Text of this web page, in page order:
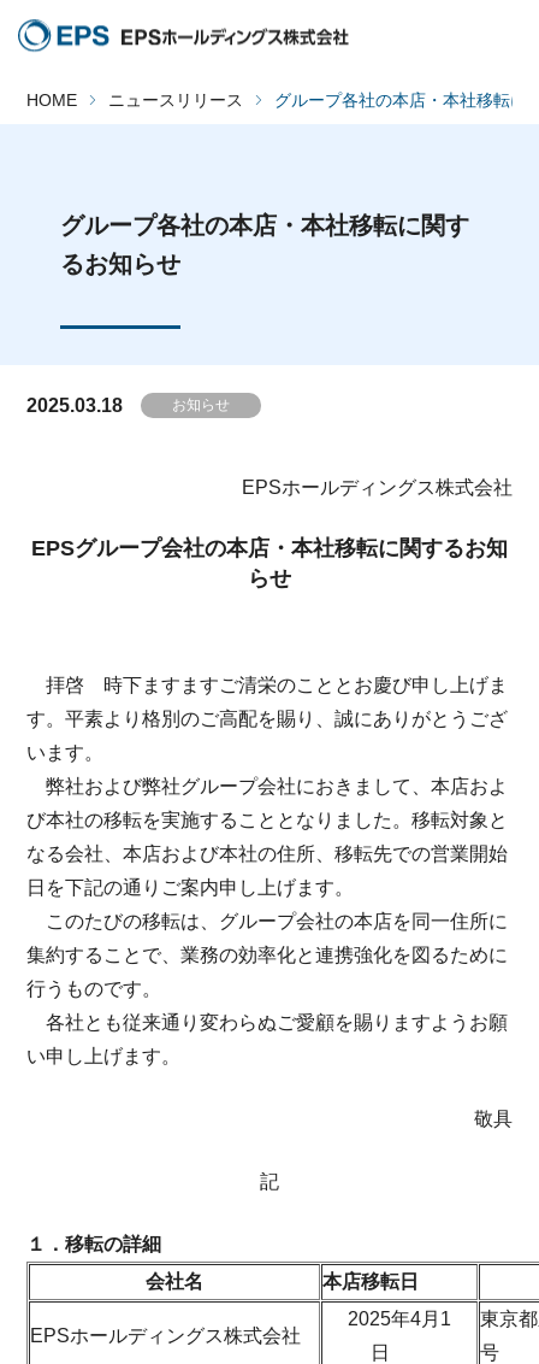
HOME ニュースリリース グループ各社の本店・本社移転に
グループ各社の本店・本社移転に関す
るお知らせ
2025.03.18 お知らせ
EPSホールディングス株式会社
EPSグループ会社の本店・本社移転に関するお知
らせ
拝啓 時下ますますご清栄のこととお慶び申し上げま
す。平素より格別のご高配を賜り、誠にありがとうござ
います。
弊社および弊社グループ会社におきまして、本店およ
び本社の移転を実施することとなりました。移転対象と
なる会社、本店および本社の住所、移転先での営業開始
日を下記の通りご案内申し上げます。
このたびの移転は、グループ会社の本店を同一住所に
集約することで、業務の効率化と連携強化を図るために
行うものです。
各社とも従来通り変わらぬご愛顧を賜りますようお願
い申し上げます。
敬具
記
１．移転の詳細
会社名
本店移転日
EPSホールディングス株式会社
2025年4⽉1
⽇
東京